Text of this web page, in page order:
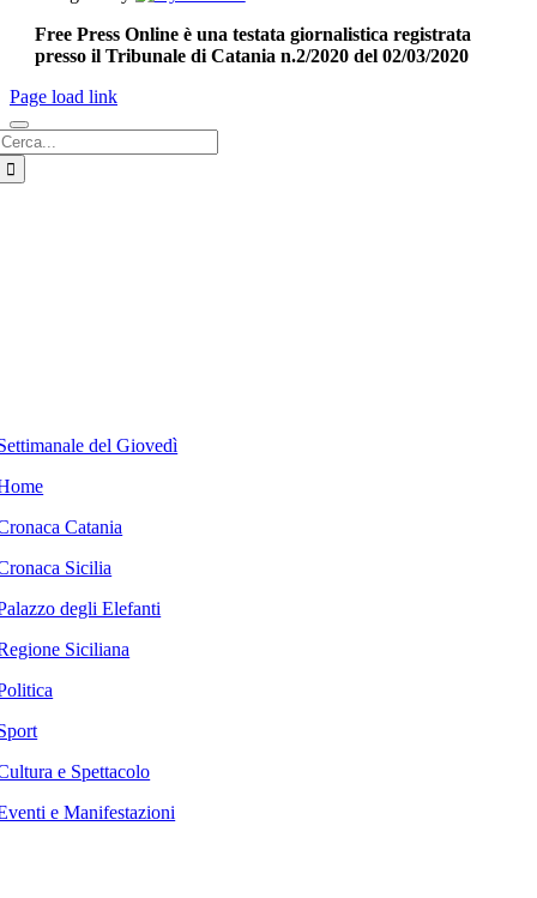
Free Press Online è una testata giornalistica registrata
presso il Tribunale di Catania n.2/2020 del 02/03/2020
Page load link
del Giovedì
Catania
Sicilia
degli Elefanti
Siciliana
e Spettacolo
e Manifestazioni